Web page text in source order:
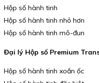
Hộp số hành tinh
Hộp số hành tinh nhỏ hơn
Hộp số hành tinh mô-đun
Đại lý Hộp số Premium
Hộp số hành tinh xoắn ốc